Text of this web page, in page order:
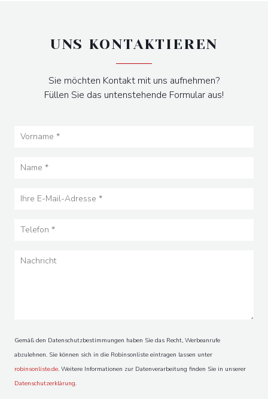
UNS KONTAKTIEREN
Sie möchten Kontakt mit uns aufnehmen?
Füllen Sie das untenstehende Formular aus!
Gemäß den Datenschutzbestimmungen haben Sie das Recht, Werbeanrufe
abzulehnen. Sie können sich in die Robinsonliste eintragen lassen unter
robinsonliste.de. Weitere Informationen zur Datenverarbeitung finden Sie in unserer
Datenschutzerklärung.